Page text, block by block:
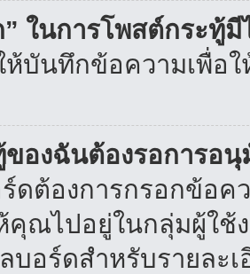
ในการโพสต์กระทู้มี
บันทึกข้อความเพื่อใ
ของฉันต้องรอการอนุ
ดต้องการกรอกข้อค
คุณไปอยู่ในกลุ่มผู้ใช้
บอร์ดสำหรับรายละเ